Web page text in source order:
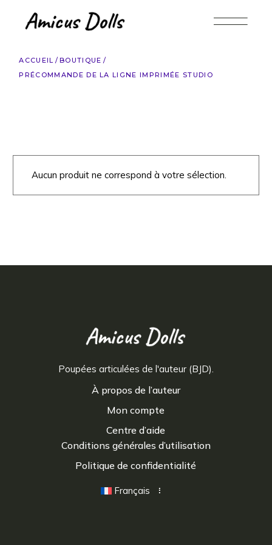
contenu
ACCUEIL
BOUTIQUE
PRÉCOMMANDE DE LA LIGNE IMPRIMÉE STUDIO
Aucun produit ne correspond à votre sélection.
À propos de l’auteur
Mon compte
Centre d’aide
Poupées articulées de l'auteur (BJD).
Conditions générales d’utilisation
Politique de confidentialité
Français